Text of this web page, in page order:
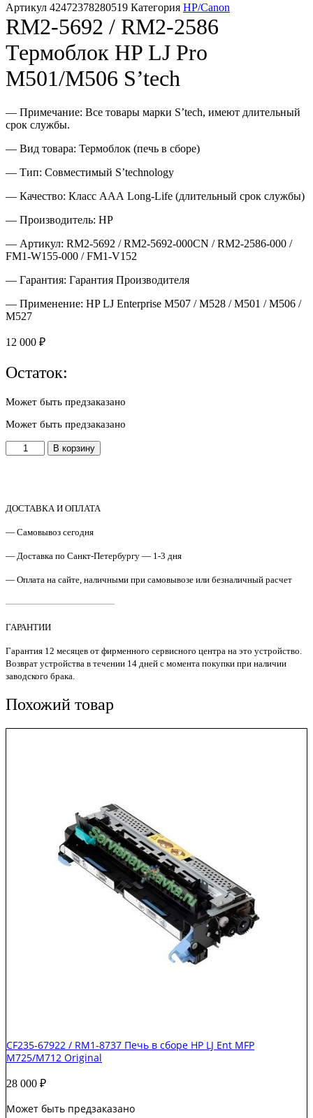
Средства для сервиса / Оборудование
Стяжки для кабеля
Товары без категории
Товары для заправки
Фольга , изолента, скотч и тд
Артикул 42472378280519 Категория HP/Canon
RM2-5692 / RM2-2586
Термоблок HP LJ Pro
M501/M506 S’tech
— Примечание: Все товары марки S’tech, имеют длительный
срок службы.
— Вид товара: Термоблок (печь в сборе)
— Тип: Совместимый S’technology
— Качество: Класс ААА Long-Life (длительный срок службы)
— Производитель: HP
— Артикул: RM2-5692 / RM2-5692-000CN / RM2-2586-000 /
FM1-W155-000 / FM1-V152
— Гарантия: Гарантия Производителя
— Применение: HP LJ Enterprise M507 / M528 / M501 / M506 /
M527
12 000 ₽
Остаток:
Может быть предзаказано
Может быть предзаказано
Количество
товара
RM2-
Термоблок
LJ
M501/M506
В корзину
ДОСТАВКА И ОПЛАТА
— Самовывоз сегодня
— Доставка по Санкт-Петербургу — 1-3 дня
— Оплата на сайте, наличными при самовывозе или безналичный расчет
————————————
ГАРАНТИИ
Гарантия 12 месяцев от фирменного сервисного центра на это устройство.
Возврат устройства в течении 14 дней с момента покупки при наличии
заводского брака.
Похожий товар
CF235-67922 / RM1-8737 Печь в сборе HP LJ Ent MFP
M725/M712 Original
28 000 ₽
Может быть предзаказано